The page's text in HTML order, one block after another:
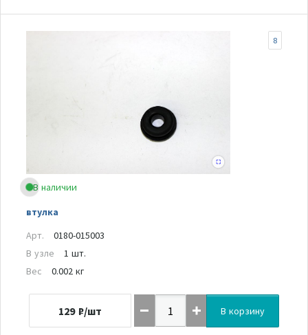
В наличии
втулка
8
Арт.
0180-015003
В узле
1 шт.
Вес
0.002 кг
129 ₽/шт В корзину